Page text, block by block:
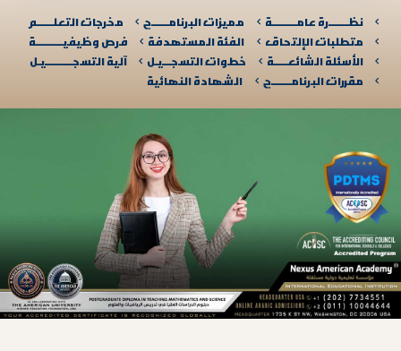
نظـــــــرة عامـــــــــة مميزات البرنامــــــج
مخرجات التعلــــــم
متطلبات الإلتحاق
الفئة المستهدفة
فرص وظيفيــــــــــة
الأسئلة الشائعـــــة
خطوات التسجـــيـل
آلية التسجــــــــــيـل​
مقررات البرنامـــــــج
الشهادة النهائية